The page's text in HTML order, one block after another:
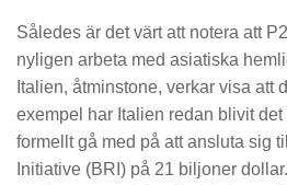
Således är det värt att notera att
nyligen arbeta med asiatiska
Italien, åtminstone, verkar visa att
exempel har Italien redan blivit det
formellt gå med på att ansluta sig
Initiative (BRI) på 21 biljoner